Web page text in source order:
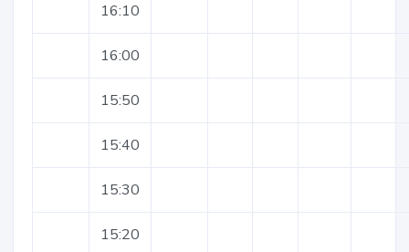
16:10
16:00
15:50
15:40
15:30
15:20